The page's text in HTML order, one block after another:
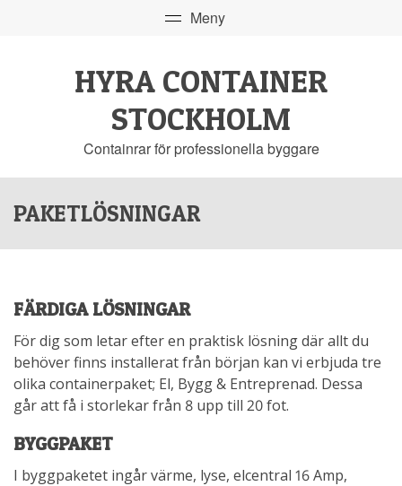
HYRA CONTAINER
STOCKHOLM
Containrar för professionella byggare
PAKETLÖSNINGAR
FÄRDIGA LÖSNINGAR
För dig som letar efter en praktisk lösning där allt du
behöver finns installerat från början kan vi erbjuda tre
olika containerpaket; El, Bygg & Entreprenad. Dessa
går att få i storlekar från 8 upp till 20 fot.
BYGGPAKET
I byggpaketet ingår värme, lyse, elcentral 16 Amp,